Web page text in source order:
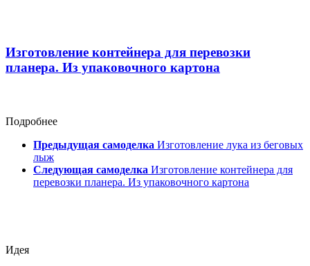
Изготовление контейнера для перевозки
планера. Из упаковочного картона
Подробнее
Предыдущая самоделка Изготовление лука из беговых
лыж
Следующая самоделка Изготовление контейнера для
перевозки планера. Из упаковочного картона
Идея